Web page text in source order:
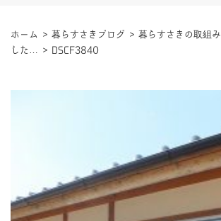
ホーム > 暮らすさきブログ > 暮らすさきの取組み
した… > DSCF3840